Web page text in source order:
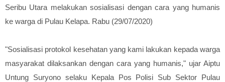
Seribu Utara melakukan sosialisasi dengan cara yang humanis
ke warga di Pulau Kelapa. Rabu (29/07/2020)
"Sosialisasi protokol kesehatan yang kami lakukan kepada warga
masyarakat dilaksankan dengan cara yang humanis," ujar Aiptu
Untung Suryono selaku Kepala Pos Polisi Sub Sektor Pulau